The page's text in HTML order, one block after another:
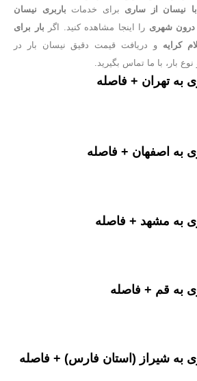
نیسان از ساری برای خدمات باربری نیسان
درون شهری را اینجا مشاهده کنید. اگر بار برای
کرایه و دریافت قیمت دقیق نیسان بار در
بار، با ما تماس بگیرید.
به تهران + فاصله
به اصفهان + فاصله
به مشهد + فاصله
به قم + فاصله
به شیراز (استان فارس) + فاصله